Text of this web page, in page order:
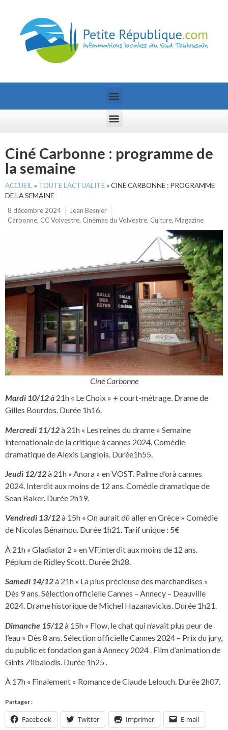
Ciné Carbonne : programme de
la semaine
ACCUEIL » TOUTE L’ACTUALITÉ» CINÉ CARBONNE : PROGRAMME
DE LA SEMAINE
8 décembre 2024
Jean Besnier
Carbonne, CC Volvestre, Cinémas du Volvestre, Culture, Magazine
Ciné Carbonne
Mardi 10/12 à 21h « Le Choix » + court-métrage. Drame de
Gilles Bourdos. Durée 1h16.
Mercredi 11/12à 21h « Les reines du drame » Semaine
internationale de la critique à cannes 2024. Comédie
dramatique de Alexis Langlois. Durée1h55.
Jeudi 12/12à 21h « Anora » en VOST. Palme d’orà cannes
2024. Interdit aux moins de 12 ans. Comédie dramatique de
Sean Baker. Durée 2h19.
Vendredi 13/12à 15h « On aurait dû aller en Grèce » Comédie
de Nicolas Bénamou. Durée 1h21. Tarif unique : 5€
À 21h « Gladiator 2 » en VF.interdit aux moins de 12 ans.
Péplum de Ridley Scott. Durée 2h28.
Samedi 14/12à 21h « La plus précieuse des marchandises »
Dès 9 ans. Sélection officielle Cannes – Annecy – Deauville
2024. Drame historique de Michel Hazanavicius. Durée 1h21.
Dimanche 15/12à 15h « Flow, le chat qui n’avait plus peur de
l’eau » Dès 8 ans. Sélection officielle Cannes 2024 – Prix du jury,
du public et fondation gan à Annecy 2024 . Film d’animation de
Gints Zilbalodis. Durée 1h25 .
À 17h « Finalement » Romance de Claude Lelouch. Durée 2h07.
Partager :
Facebook Twitter Imprimer E-mail